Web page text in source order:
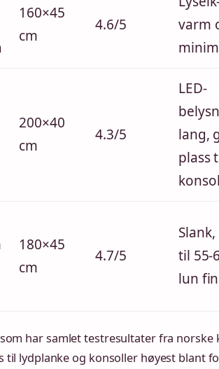
160×45
cm
4.6/5
varm
200×40
cm
4.3/5
LED-
lang,
plass
180×45
cm
4.7/5
til 55-
lun
har samlet testresultater fra norske
til lydplanke og konsoller høyest blant